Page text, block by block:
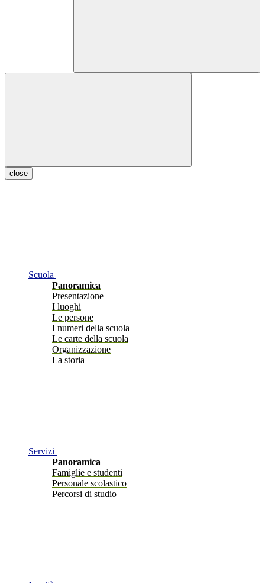
close
Scuola
Panoramica
Presentazione
I luoghi
Le persone
I numeri della scuola
Le carte della scuola
Organizzazione
La storia
Servizi
Panoramica
Famiglie e studenti
Personale scolastico
Percorsi di studio